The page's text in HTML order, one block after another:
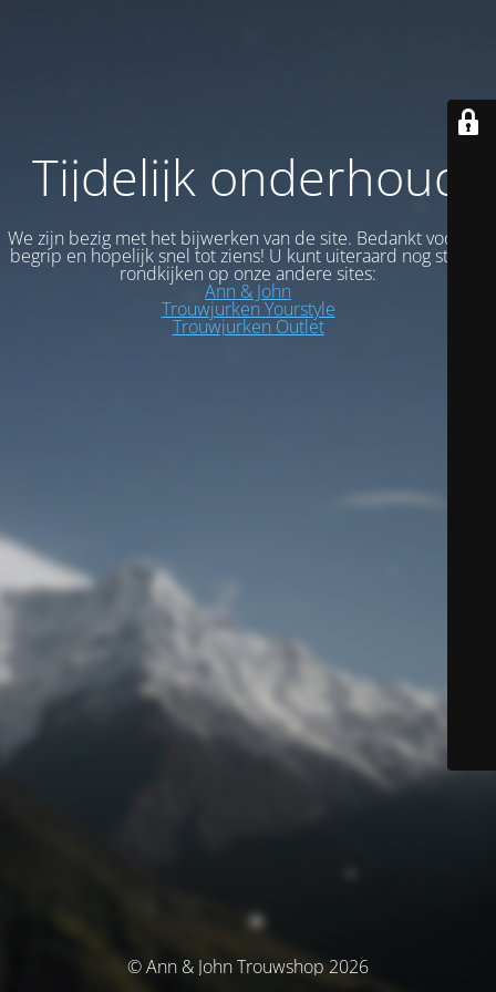
Tijdelijk onderhoud
We zijn bezig met het bijwerken van de site. Bedankt voor uw
begrip en hopelijk snel tot ziens! U kunt uiteraard nog steeds
rondkijken op onze andere sites:
Ann & John
Trouwjurken Yourstyle
Trouwjurken Outlet
© Ann & John Trouwshop 2026